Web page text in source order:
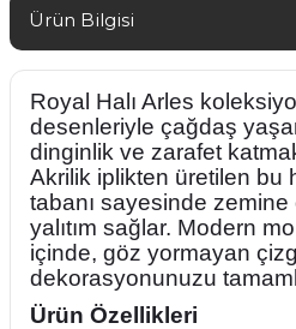
Ürün Bilgisi
Royal Halı Arles
desenleriyle çağdaş
dinginlik ve zarafet
Akrilik iplikten üretilen bu
tabanı sayesinde
yalıtım sağlar. Modern
içinde, göz yormayan
dekorasyonunuzu
Ürün Özellikleri